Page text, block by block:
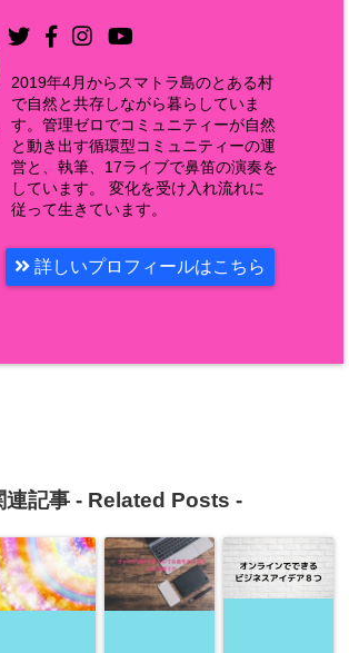
2019年4月からスマトラ島のとある村
で自然と共存しながら暮らしていま
す。管理ゼロでコミュニティーが自然
と動き出す循環型コミュニティーの運
営と、執筆、17ライブで鼻笛の演奏を
しています。 変化を受け入れ流れに
従って生きています。
詳しいプロフィールはこちら
記事 - Related Posts -